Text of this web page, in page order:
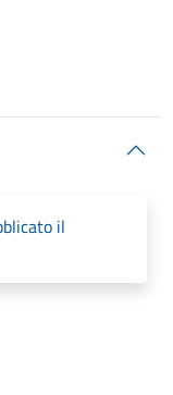
il